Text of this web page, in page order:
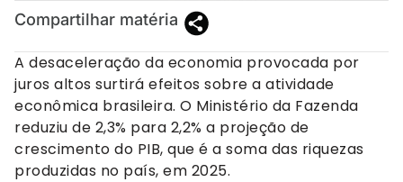
Compartilhar matéria
A desaceleração da economia provocada por
juros altos surtirá efeitos sobre a atividade
econômica brasileira. O Ministério da Fazenda
reduziu de 2,3% para 2,2% a projeção de
crescimento do PIB, que é a soma das riquezas
produzidas no país, em 2025.